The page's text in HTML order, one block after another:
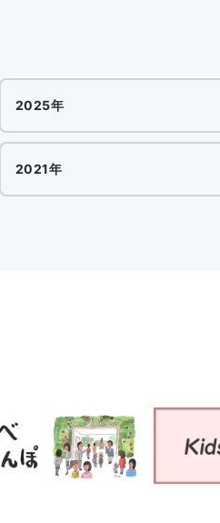
2025年
2021年